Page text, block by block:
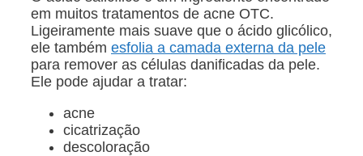
em muitos tratamentos de acne OTC.
Ligeiramente mais suave que o ácido glicólico,
ele também esfolia a camada externa da pele
para remover as células danificadas da pele.
Ele pode ajudar a tratar:
acne
cicatrização
descoloração